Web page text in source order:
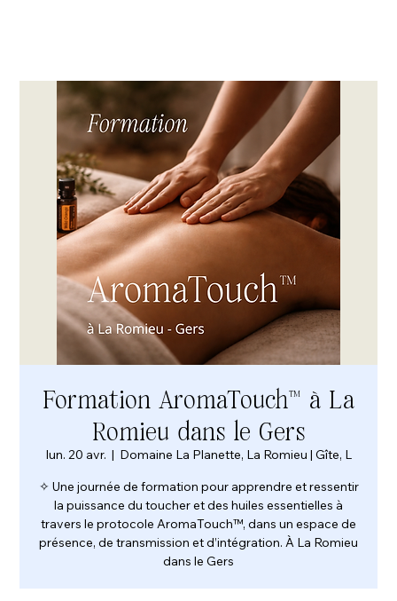
Formation AromaTouch™ à La
Romieu dans le Gers
lun. 20 avr.
  |
Domaine La Planette, La Romieu | Gîte, L
✧ Une journée de formation pour apprendre et ressentir
la puissance du toucher et des huiles essentielles à
travers le protocole AromaTouch™, dans un espace de
présence, de transmission et d’intégration. À La Romieu
dans le Gers